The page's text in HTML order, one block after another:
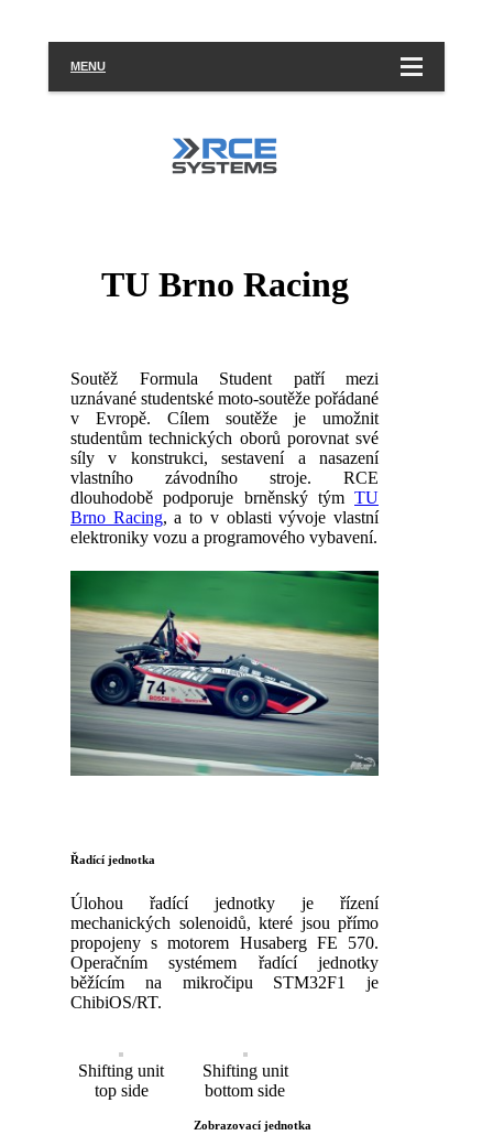
MENU
TU Brno Racing
Soutěž Formula Student patří mezi
uznávané studentské moto-soutěže pořádané
v Evropě. Cílem soutěže je umožnit
studentům technických oborů porovnat své
síly v konstrukci, sestavení a nasazení
vlastního závodního stroje. RCE
dlouhodobě podporuje brněnský tým TU
Brno Racing, a to v oblasti vývoje vlastní
elektroniky vozu a programového vybavení.
Řadící jednotka
Úlohou řadící jednotky je řízení
mechanických solenoidů, které jsou přímo
propojeny s motorem Husaberg FE 570.
Operačním systémem řadící jednotky
běžícím na mikročipu STM32F1 je
ChibiOS/RT.
Shifting unit
top side
Shifting unit
bottom side
Zobrazovací jednotka